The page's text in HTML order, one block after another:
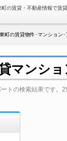
町の賃貸・不動産情報で賃
東町の賃貸物件･マンション･
マンシ
トの検索結果です。